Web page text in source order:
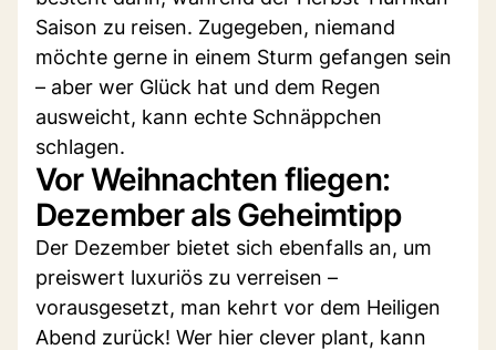
Saison zu reisen. Zugegeben, niemand
möchte gerne in einem Sturm gefangen sein
– aber wer Glück hat und dem Regen
ausweicht, kann echte Schnäppchen
schlagen.
Vor Weihnachten fliegen:
Dezember als Geheimtipp
Der Dezember bietet sich ebenfalls an, um
preiswert luxuriös zu verreisen –
vorausgesetzt, man kehrt vor dem Heiligen
Abend zurück! Wer hier clever plant, kann